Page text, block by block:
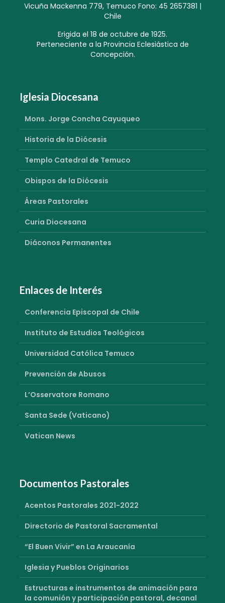
Vicuña Mackenna 779, Temuco Fono: 45 2657381 |
Chile
Erigida el 18 de octubre de 1925.
Perteneciente a la Provincia Eclesiástica de
Concepción.
Iglesia Diocesana
Mons. Jorge Concha Cayuqueo
Historia de la Diócesis
Templo Catedral de Temuco
Obispos de la Diócesis
Áreas Pastorales
Curia Diocesana
Diáconos Permanentes
Enlaces de Interés
Conferencia Episcopal de Chile
Instituto de Estudios Teológicos
Universidad Católica Temuco
Prevención de Abusos
L’Osservatore Romano
Santa Sede (Vaticano)
Vatican News
Documentos Pastorales
Acentos Pastorales 2021-2022
Directorio de Pastoral Sacramental
“El Buen Vivir” en La Araucanía
Iglesia y Pueblos Originarios
Estructuras e instrumentos de animación para
la comunión y participación pastoral, decanal